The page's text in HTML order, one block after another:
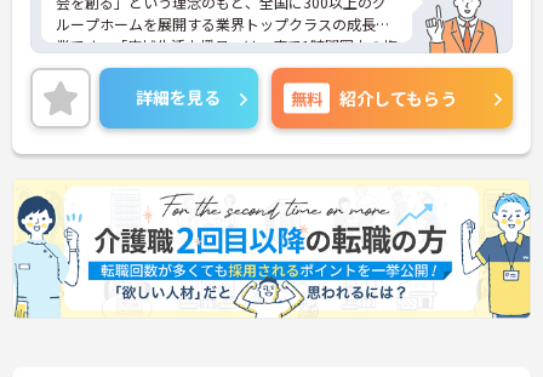
ループホームを展開する業界トップクラスの成長企
業です。「広域生活支援員」は、車で1時間圏内の複
数施設を横断的に担当し、現場支援とパートスタッ
フのサポートを行うハイクラスなポジションです。
最新設備とバリアフリーが完備され、スタッフの身
体的負担が少なく、広域手当5万円が付与されるこ
とで高い給与水準を実現しています。年間休日114
日の確保や、献立・レシピの完全標準化による業務
効率化など、ワークライフバランスを保ちながら定
年70歳まで長期的に活躍できる制度が盤石に整って
います。複数施設を経験することで培われるマネジ
メント視点は、将来的なエリアマネージャーへのキ
ャリアアップにも直結しており、最新の環境で専門
性を発揮したいプロフェッショナルの方にお勧めで
詳細を見る 無料 紹介してもらう